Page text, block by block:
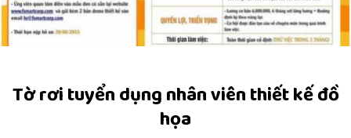
Tờ rơi tuyển dụng nhân viên thiết kế đồ
họa